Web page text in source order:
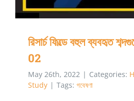
রিসার্চ ফিল্ডে বহুল ব্যবহৃত
02
May 26th, 2022 | Categories:
Study | Tags: গবেষণা